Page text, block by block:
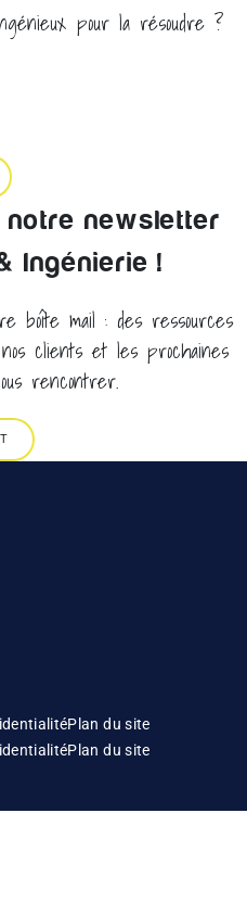
pour la résoudre ?
newsletter
Ingénierie !
boîte mail : des ressources
clients et les prochaines
rencontrer.
Plan du site
Plan du site